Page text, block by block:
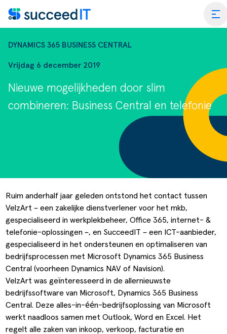
Central
Wat is
Wat is
Scanning
Factuurverwerking
Transportorders
Workflow
Voorraad management &
Documenten aanpassen
Blogs & Nieuws
Webinars & Events
Downloads
Klantcases
Business Central Trainingen
SucceedIT
aanpak
klanten
team
bij SucceedIT
partners
DYNAMICS 365 BUSINESS CENTRAL
Vrijdag 6 december 2019
Nieuwe mogelijkheden door slim
combineren: Business Central en telefonie
Ruim anderhalf jaar geleden ontstond het contact tussen
VelzArt – een zakelijke dienstverlener voor het mkb,
gespecialiseerd in werkplekbeheer, Office 365, internet- &
telefonie-oplossingen –, en SucceedIT – een ICT-aanbieder,
gespecialiseerd in het ondersteunen en optimaliseren van
bedrijfsprocessen met Microsoft Dynamics 365 Business
Central (voorheen Dynamics NAV of Navision).
VelzArt was geïnteresseerd in de allernieuwste
bedrijfssoftware van Microsoft, Dynamics 365 Business
Central. Deze alles-in-één-bedrijfsoplossing van Microsoft
werkt naadloos samen met Outlook, Word en Excel. Het
regelt alle zaken van inkoop, verkoop, facturatie en